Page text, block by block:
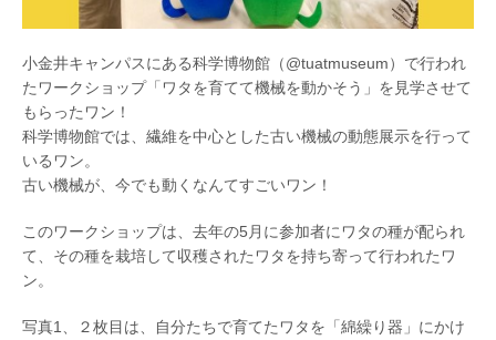
小金井キャンパスにある科学博物館（@tuatmuseum）で行われ
たワークショップ「ワタを育てて機械を動かそう」を見学させて
もらったワン！
科学博物館では、繊維を中心とした古い機械の動態展示を行って
いるワン。
古い機械が、今でも動くなんてすごいワン！
このワークショップは、去年の5月に参加者にワタの種が配られ
て、その種を栽培して収穫されたワタを持ち寄って行われたワ
ン。
写真1、２枚目は、自分たちで育てたワタを「綿繰り器」にかけ